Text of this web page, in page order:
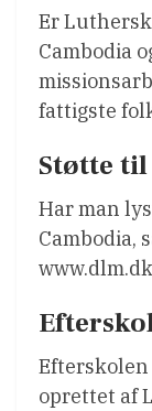
Er
Cambodia
fattigste
Støtte
Har man
Cambodia,
Efterskolen
oprettet af